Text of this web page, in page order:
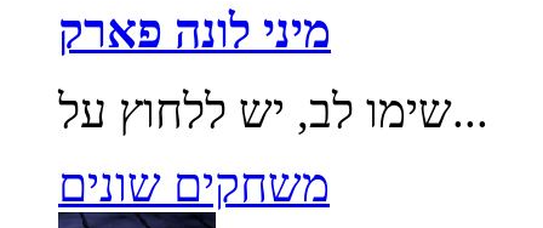
מיני לונה פארק
שימו לב, יש ללחוץ על...
משחקים שונים